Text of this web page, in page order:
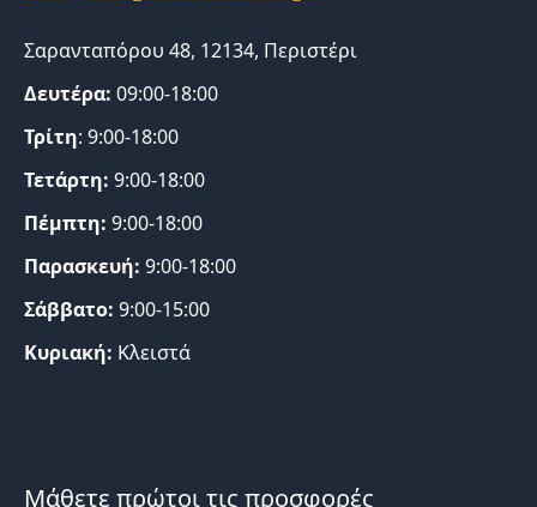
Σαρανταπόρου 48, 12134, Περιστέρι
Δευτέρα: 09:00-18:00
Τρίτη: 9:00-18:00
Τετάρτη: 9:00-18:00
Πέμπτη: 9:00-18:00
Παρασκευή: 9:00-18:00
Σάββατο: 9:00-15:00
Κυριακή: Κλειστά
Μάθετε πρώτοι τις προσφορές